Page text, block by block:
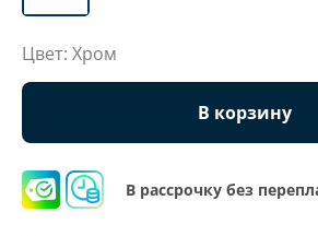
Цвет: Хром
В корзину
В рассрочку без